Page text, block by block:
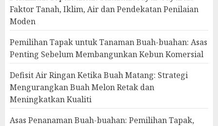
Faktor Tanah, Iklim, Air dan Pendekatan Penilaian
Moden
Pemilihan Tapak untuk Tanaman Buah-buahan: Asas
Penting Sebelum Membangunkan Kebun Komersial
Defisit Air Ringan Ketika Buah Matang: Strategi
Mengurangkan Buah Melon Retak dan
Meningkatkan Kualiti
Asas Penanaman Buah-buahan: Pemilihan Tapak,